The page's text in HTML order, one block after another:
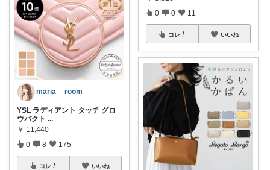
maria__room
YSL ラディアント タッチ グロ
ウパクト ...
￥ 11,440
0 8 175
コレ いいね
0 0 11
コレ いいね